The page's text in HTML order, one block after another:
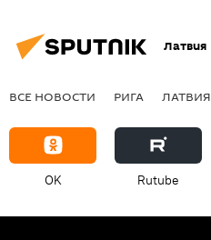
Латвия
ВСЕ НОВОСТИ РИГА ЛАТВИЯ
OK Rutube